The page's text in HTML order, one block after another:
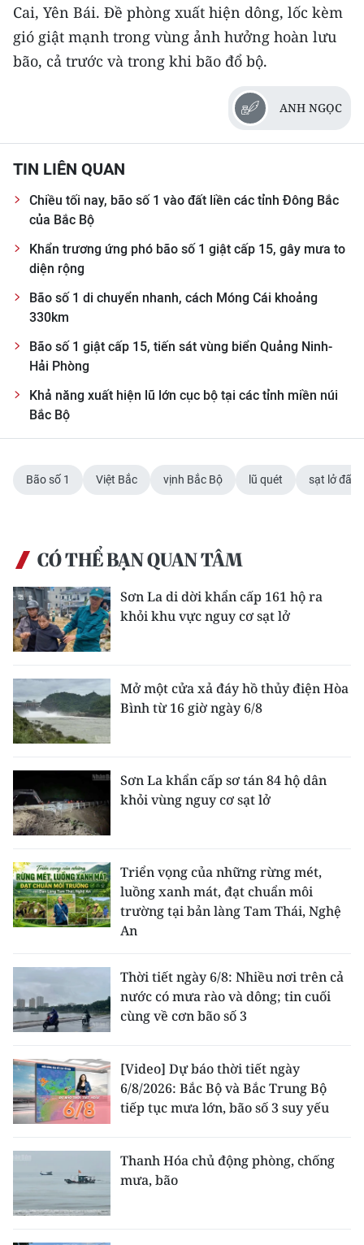
Media Khoa học - Công nghệ
Media Môi trường
TIN MỚI
TIN ĐỊA PHƯƠNG
Trung du và miền núi phía Bắc
Đồng bằng sông Hồng
Bắc Trung Bộ
Duyên hải Nam Trung Bộ và Tây
Nguyên
Đông Nam Bộ
Đồng bằng sông Cửu Long
Chuyên trang Hà Nội
CHUYÊN ĐỀ
CÁC CHUYÊN TRANG
VỀ BÁO NHÂN DÂN
THỜI NAY
NHÂN DÂN CUỐI TUẦN
MUA BÁO
ĐỌC BÁO IN
ENGLISH
中文
FRANÇAIS
РУССКИЙ
한국어
Cai, Yên Bái. Đề phòng xuất hiện dông, lốc kèm
gió giật mạnh trong vùng ảnh hưởng hoàn lưu
bão, cả trước và trong khi bão đổ bộ.
ANH NGỌC
TIN LIÊN QUAN
Chiều tối nay, bão số 1 vào đất liền các tỉnh Đông Bắc
của Bắc Bộ
Khẩn trương ứng phó bão số 1 giật cấp 15, gây mưa to
diện rộng
Bão số 1 di chuyển nhanh, cách Móng Cái khoảng
330km
Bão số 1 giật cấp 15, tiến sát vùng biển Quảng Ninh-
Hải Phòng
Khả năng xuất hiện lũ lớn cục bộ tại các tỉnh miền núi
Bắc Bộ
Bão số 1 Việt Bắc vịnh Bắc Bộ lũ quét sạt lở đất
CÓ THỂ BẠN QUAN TÂM
Sơn La di dời khẩn cấp 161 hộ ra
khỏi khu vực nguy cơ sạt lở
Mở một cửa xả đáy hồ thủy điện Hòa
Bình từ 16 giờ ngày 6/8
Sơn La khẩn cấp sơ tán 84 hộ dân
khỏi vùng nguy cơ sạt lở
Triển vọng của những rừng mét,
luồng xanh mát, đạt chuẩn môi
trường tại bản làng Tam Thái, Nghệ
An
Thời tiết ngày 6/8: Nhiều nơi trên cả
nước có mưa rào và dông; tin cuối
cùng về cơn bão số 3
[Video] Dự báo thời tiết ngày
6/8/2026: Bắc Bộ và Bắc Trung Bộ
tiếp tục mưa lớn, bão số 3 suy yếu
Thanh Hóa chủ động phòng, chống
mưa, bão